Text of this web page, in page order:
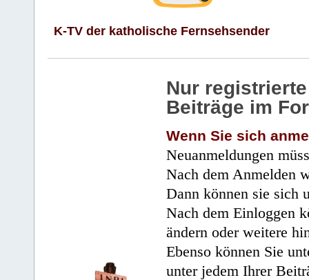
K-TV der katholische Fernsehsender
Nur
Beiträge im
Wenn Sie sich
Neuanmeldungen
Nach dem Anmelden
Dann können sie sich
Nach dem Einloggen
ändern oder weitere
Ebenso können Sie
unter jedem Ihrer